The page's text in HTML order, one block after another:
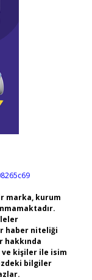
marka, kurum
haber niteliği
hakkında
ve kişiler ile isim
bilgiler